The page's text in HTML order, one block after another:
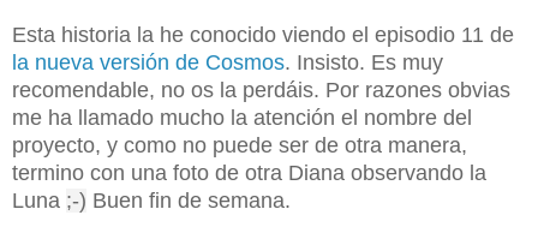
Esta historia la he conocido viendo el episodio 11 de
la nueva versión de Cosmos. Insisto. Es muy
recomendable, no os la perdáis. Por razones obvias
me ha llamado mucho la atención el nombre del
proyecto, y como no puede ser de otra manera,
termino con una foto de otra Diana observando la
Luna ;-) Buen fin de semana.